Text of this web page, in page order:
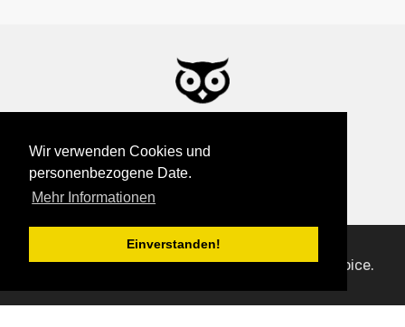
Wir verwenden Cookies und
personenbezogene Date.
Mehr Informationen
Einverstanden!
© 2026This & That. Published withGhost& Voice.